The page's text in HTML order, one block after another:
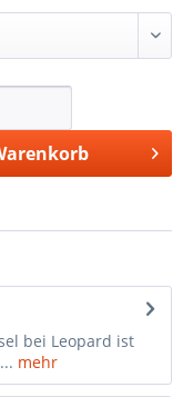
bei Leopard ist
mehr